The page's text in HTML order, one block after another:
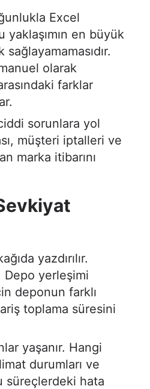
Excel
yaklaşımın en büyük
olarak
farklar
sorunlara yol
müşteri iptalleri ve
marka itibarını
yazdırılır.
yerleşimi
deponun farklı
toplama süresini
yaşanır. Hangi
durumları ve
süreçlerdeki hata